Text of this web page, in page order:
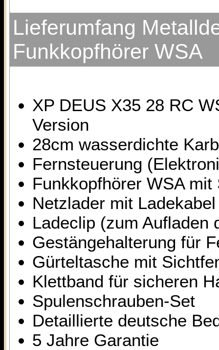
Lieferumfang
Funkkopfhörer WSA
XP DEUS X35 28 RC
Version
28cm wasserdichte
Fernsteuerung
Funkkopfhörer WSA mit
Netzlader mit Ladekabel
Ladeclip (zum Aufladen
Gestängehalterung für
Gürteltasche mit
Klettband für sicheren
Spulenschrauben-Set
Detaillierte deutsche
5 Jahre Garantie